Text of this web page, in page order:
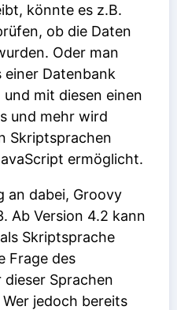
könnte es z.B.
ob die Daten
Oder man
Datenbank
mit diesen einen
und mehr wird
Skriptsprachen
ermöglicht.
an dabei, Groovy
Ab Version 4.2 kann
Skriptsprache
Frage des
Sprachen
jedoch bereits